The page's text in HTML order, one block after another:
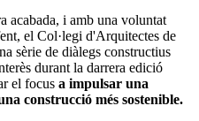
acabada, i amb una voluntat
el Col·legi d'Arquitectes de
sèrie de diàlegs constructius
durant la darrera edició
el focus a impulsar una
construcció més sostenible.